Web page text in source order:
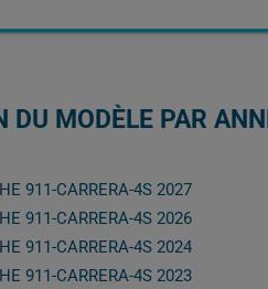
DU MODÈLE PAR
911-CARRERA-4S 2027
911-CARRERA-4S 2026
911-CARRERA-4S 2024
911-CARRERA-4S 2023